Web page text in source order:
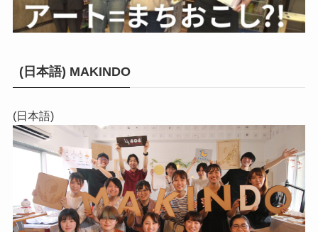
(日本語) MAKINDO
(日本語)